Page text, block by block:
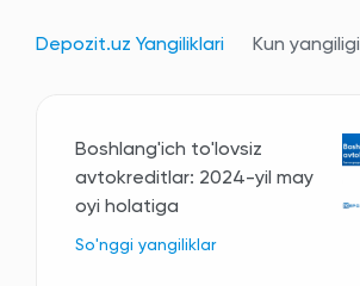
Depozit.uz Yangiliklari Kun yangiligi
Boshlang'ich to'lovsiz
avtokreditlar: 2024-yil may
oyi holatiga
So'nggi yangiliklar